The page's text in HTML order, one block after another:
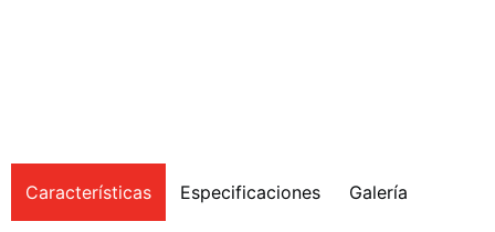
Características Especificaciones Galería